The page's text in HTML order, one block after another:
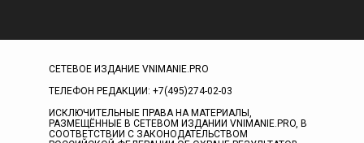
СЕТЕВОЕ ИЗДАНИЕ VNIMANIE.PRO
ТЕЛЕФОН РЕДАКЦИИ: +7(495)274-02-03
ИСКЛЮЧИТЕЛЬНЫЕ ПРАВА НА МАТЕРИАЛЫ,
РАЗМЕЩЁННЫЕ В СЕТЕВОМ ИЗДАНИИ VNIMANIE.PRO, В
СООТВЕТСТВИИ С ЗАКОНОДАТЕЛЬСТВОМ